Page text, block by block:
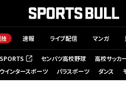
速報 ライブ配信 マンガ
タブで開く） センバツ高校野球 高校サッカ
ウインタースポーツ パラスポーツ ダンス